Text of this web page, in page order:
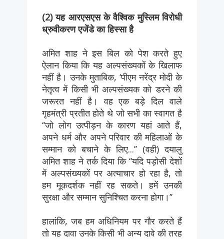
(2) यह आरएसएस के वैश्विक मुस्लिम विरोधी
ध्रुवीकरण एजेंडे का हिस्सा है
अमित शाह ने इस बिल को पेश करते हुए
ऐलान किया कि यह अल्पसंख्यकों के खिलाफ
नहीं है। उनके मुताबिक, ‘पीएम नरेंद्र मोदी के
नेतृत्व में किसी भी अल्पसंख्यक को डरने की
जरूरत नहीं है। वह एक बड़े दिल वाले
गृहमंत्री प्रतीत होते थे जो सभी का स्वागत है
‘‘जो लोग उत्पीड़न के कारण यहां आते हैं,
अपने धर्म और अपने परिवार की महिलाओं के
सम्मान को बचाने के लिए...’’ (वही) दयालु
अमित शाह ने तर्क दिया कि ‘‘यदि पड़ोसी देशों
में अल्पसंख्यकों पर अत्याचार हो रहा है, तो
हम मूकदर्शक नहीं रह सकते। हमें उनकी
सुरक्षा और सम्मान सुनिश्चित करना होगा।’’
हालांकि, जब हम अधिनियम पर गौर करते हैं
तो यह दावा उनके किसी भी अन्य दावे की तरह